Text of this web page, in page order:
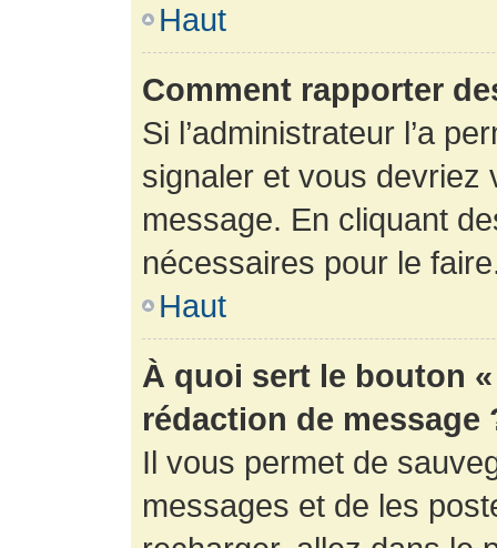
Haut
Comment rapporter
Si l’administrateur l’a
signaler et vous devriez
message. En cliquant
nécessaires pour le
Haut
À quoi sert le bouton
rédaction de message
Il vous permet de
messages et de les